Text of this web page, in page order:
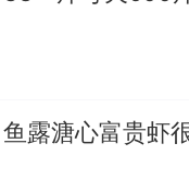
露溏心富贵虾